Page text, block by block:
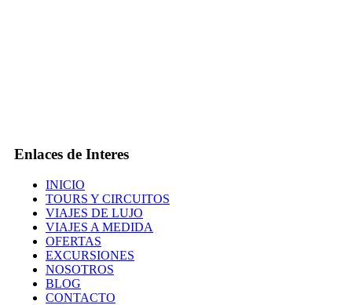
Enlaces de Interes
INICIO
TOURS Y CIRCUITOS
VIAJES DE LUJO
VIAJES A MEDIDA
OFERTAS
EXCURSIONES
NOSOTROS
BLOG
CONTACTO